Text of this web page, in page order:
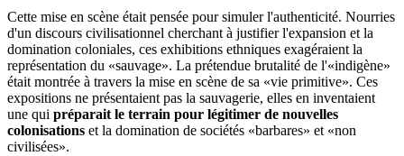
Cette mise en scène était pensée pour simuler l'authenticité. Nourries
d'un discours civilisationnel cherchant à justifier l'expansion et la
domination coloniales, ces exhibitions ethniques exagéraient la
représentation du «sauvage». La prétendue brutalité de l'«indigène»
était montrée à travers la mise en scène de sa «vie primitive». Ces
expositions ne présentaient pas la sauvagerie, elles en inventaient
une qui préparait le terrain pour légitimer de nouvelles
colonisations et la domination de sociétés «barbares» et «non
civilisées».